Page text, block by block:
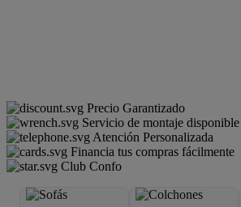
Precio Garantizado
Servicio de montaje disponible
Atención Personalizada
Financia tus compras fácilmente
Club Confo